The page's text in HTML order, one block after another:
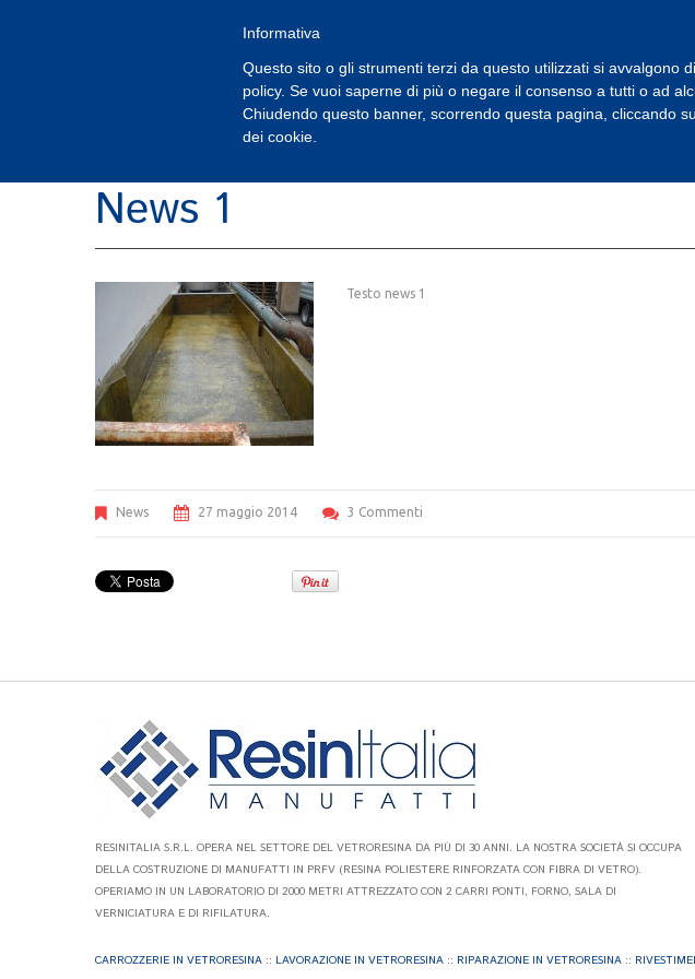
HOME
News 1
Testo news 1
News 27 maggio 2014 3 Commenti
RESINITALIA S.R.L. OPERA NEL SETTORE DEL VETRORESINA DA PIÙ DI 30 ANNI. LA NOSTRA SOCIETÀ SI OCCUPA
DELLA COSTRUZIONE DI MANUFATTI IN PRFV (RESINA POLIESTERE RINFORZATA CON FIBRA DI VETRO).
OPERIAMO IN UN LABORATORIO DI 2000 METRI ATTREZZATO CON 2 CARRI PONTI, FORNO, SALA DI
VERNICIATURA E DI RIFILATURA.
CARROZZERIE IN VETRORESINA :: LAVORAZIONE IN VETRORESINA :: RIPARAZIONE IN VETRORESINA ::
Informativa
Questo sito o gli strumenti terzi da questo utilizzati si avvalgono
policy. Se vuoi saperne di più o negare il consenso a tutti o ad
Chiudendo questo banner, scorrendo questa pagina, cliccando
dei cookie.